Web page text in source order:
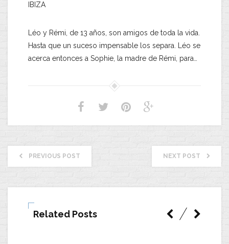
IBIZA
Léo y Rémi, de 13 años, son amigos de toda la vida.
Hasta que un suceso impensable los separa. Léo se
acerca entonces a Sophie, la madre de Rémi, para…
PREVIOUS POST NEXT POST
Related Posts